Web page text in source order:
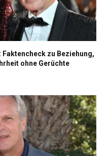
zu Beziehung,
ohne Gerüchte